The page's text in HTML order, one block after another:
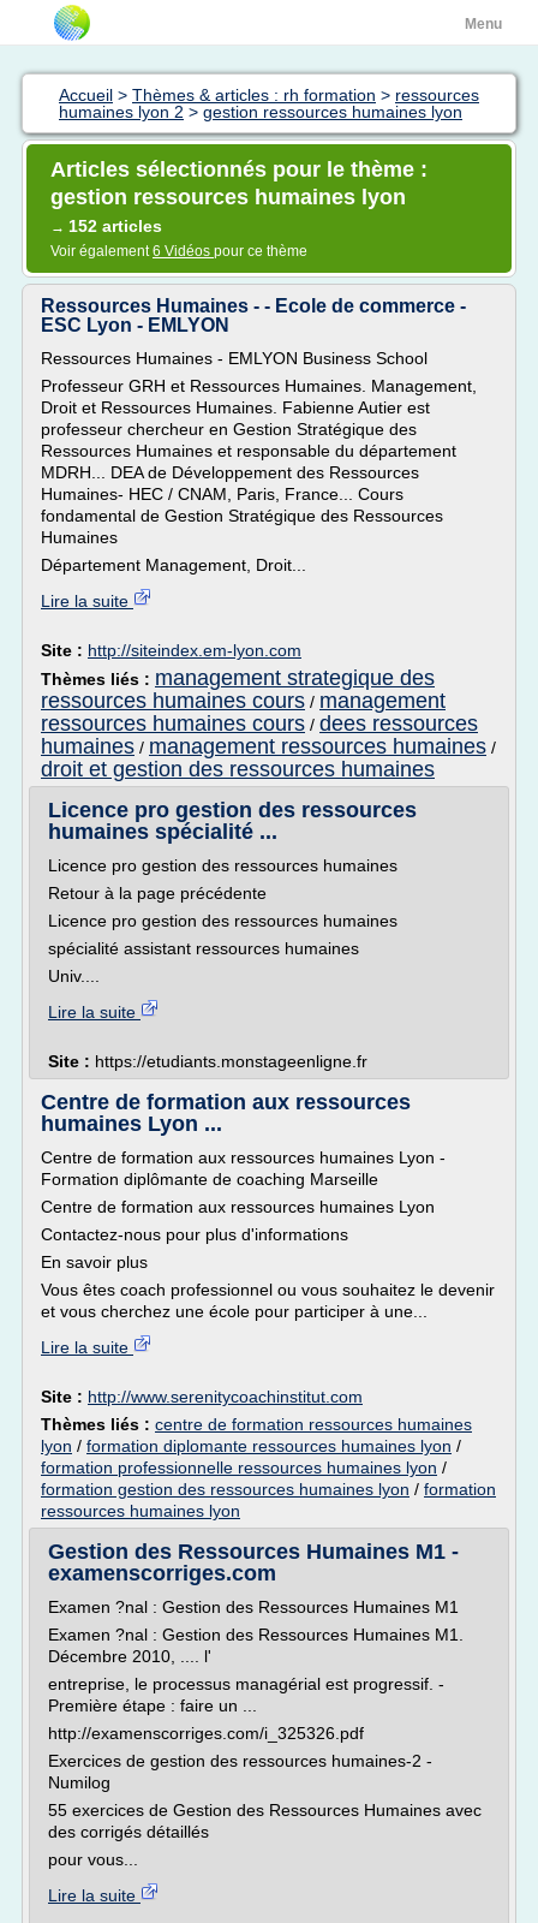
Menu
Accueil > Thèmes & articles : rh formation > ressources
humaines lyon 2 > gestion ressources humaines lyon
Articles sélectionnés pour le thème :
gestion ressources humaines lyon
→ 152 articles
Voir également6 Vidéos pour ce thème
Ressources Humaines - - Ecole de commerce -
ESC Lyon - EMLYON
Ressources Humaines - EMLYON Business School
Professeur GRH et Ressources Humaines. Management,
Droit et Ressources Humaines. Fabienne Autier est
professeur chercheur en Gestion Stratégique des
Ressources Humaines et responsable du département
MDRH... DEA de Développement des Ressources
Humaines- HEC / CNAM, Paris, France... Cours
fondamental de Gestion Stratégique des Ressources
Humaines
Département Management, Droit...
Lire la suite
Site : http://siteindex.em-lyon.com
Thèmes liés : management strategique des
ressources humaines cours / management
ressources humaines cours / dees ressources
humaines / management ressources humaines /
droit et gestion des ressources humaines
Licence pro gestion des ressources
humaines spécialité ...
Licence pro gestion des ressources humaines
Retour à la page précédente
Licence pro gestion des ressources humaines
spécialité assistant ressources humaines
Univ....
Lire la suite
Site : https://etudiants.monstageenligne.fr
Centre de formation aux ressources
humaines Lyon ...
Centre de formation aux ressources humaines Lyon -
Formation diplômante de coaching Marseille
Centre de formation aux ressources humaines Lyon
Contactez-nous pour plus d'informations
En savoir plus
Vous êtes coach professionnel ou vous souhaitez le devenir
et vous cherchez une école pour participer à une...
Lire la suite
Site : http://www.serenitycoachinstitut.com
Thèmes liés : centre de formation ressources humaines
lyon / formation diplomante ressources humaines lyon /
formation professionnelle ressources humaines lyon /
formation gestion des ressources humaines lyon / formation
ressources humaines lyon
Gestion des Ressources Humaines M1 -
examenscorriges.com
Examen ?nal : Gestion des Ressources Humaines M1
Examen ?nal : Gestion des Ressources Humaines M1.
Décembre 2010, .... l'
entreprise, le processus managérial est progressif. -
Première étape : faire un ...
http://examenscorriges.com/i_325326.pdf
Exercices de gestion des ressources humaines-2 -
Numilog
55 exercices de Gestion des Ressources Humaines avec
des corrigés détaillés
pour vous...
Lire la suite